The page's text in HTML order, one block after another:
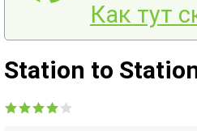
Как тут
Station to